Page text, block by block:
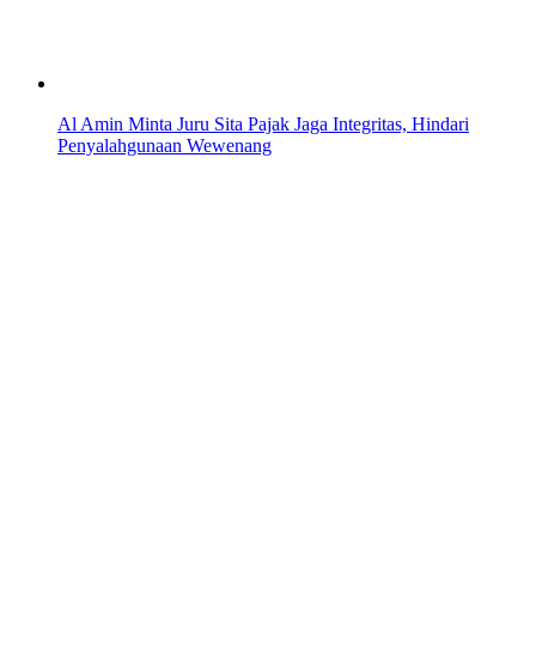
Al Amin Minta Juru Sita Pajak Jaga Integritas, Hindari
Penyalahgunaan Wewenang